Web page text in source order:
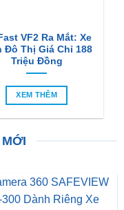
VF2 Ra Mắt: Xe
Đô Thị Giá Chỉ 188
Triệu Đồng
XEM THÊM